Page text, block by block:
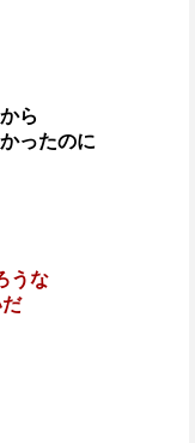
ら
ったのに
うな